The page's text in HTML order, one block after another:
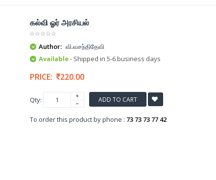
கல்வி ஓர் அரசியல்
Author: வி.வசந்திதேவி
Available- Shipped in 5-6 business days
PRICE: 220.00
Qty: ADD TO CART
To order this product by phone : 73 73 73 77 42